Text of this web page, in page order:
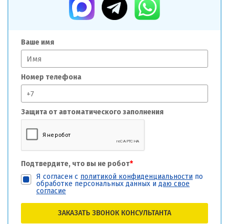
Ваше имя
Номер телефона
Защита от автоматического заполнения
Подтвердите, что вы не робот*
Я согласен с политикой конфиденциальности по
обработке персональных данных и даю свое
согласие
ЗАКАЗАТЬ ЗВОНОК КОНСУЛЬТАНТА